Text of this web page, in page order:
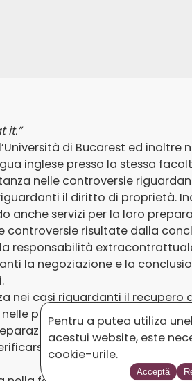
it.”
di Bucarest ed inoltre
inglese presso la stessa
nelle controversie
il diritto di proprietà.
anche servizi per la loro
controversie risultate dalla
responsabilità
la negoziazione e la
nei casi riguardanti il recupero
procedure che si realizzano
di documenti
durante la loro esistenza
Pentru a putea utiliza
acestui website, este
cookie-urile.
Acceptă